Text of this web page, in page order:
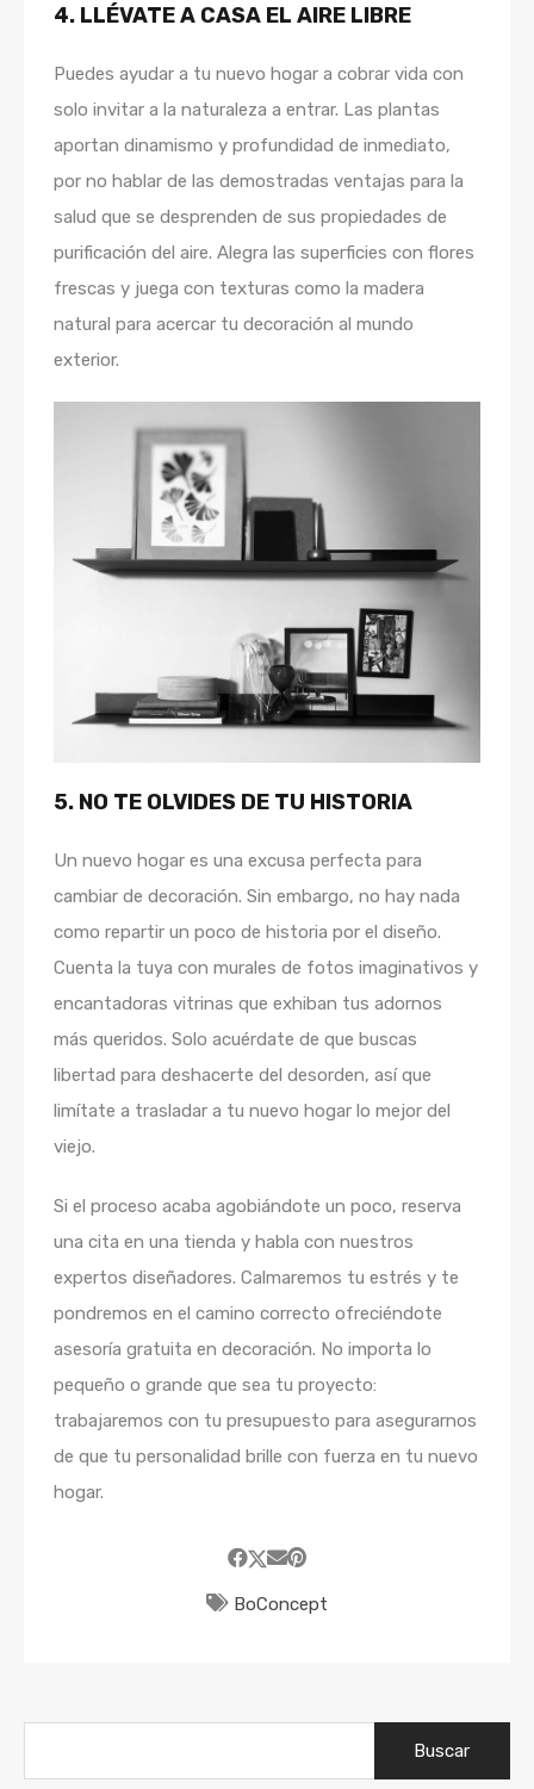
4. LLÉVATE A CASA EL AIRE LIBRE
Puedes ayudar a tu nuevo hogar a cobrar vida con
solo invitar a la naturaleza a entrar. Las plantas
aportan dinamismo y profundidad de inmediato,
por no hablar de las demostradas ventajas para la
salud que se desprenden de sus propiedades de
purificación del aire. Alegra las superficies con flores
frescas y juega con texturas como la madera
natural para acercar tu decoración al mundo
exterior.
5. NO TE OLVIDES DE TU HISTORIA
Un nuevo hogar es una excusa perfecta para
cambiar de decoración. Sin embargo, no hay nada
como repartir un poco de historia por el diseño.
Cuenta la tuya con murales de fotos imaginativos y
encantadoras vitrinas que exhiban tus adornos
más queridos. Solo acuérdate de que buscas
libertad para deshacerte del desorden, así que
limítate a trasladar a tu nuevo hogar lo mejor del
viejo.
Si el proceso acaba agobiándote un poco, reserva
una cita en una tienda y habla con nuestros
expertos diseñadores. Calmaremos tu estrés y te
pondremos en el camino correcto ofreciéndote
asesoría gratuita en decoración. No importa lo
pequeño o grande que sea tu proyecto:
trabajaremos con tu presupuesto para asegurarnos
de que tu personalidad brille con fuerza en tu nuevo
hogar.
BoConcept